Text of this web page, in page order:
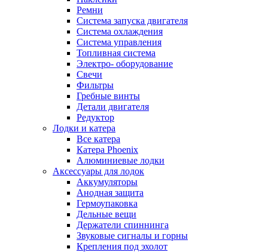
Ремни
Система запуска двигателя
Система охлаждения
Система управления
Топливная система
Электро- оборудование
Свечи
Фильтры
Гребные винты
Детали двигателя
Редуктор
Лодки и катера
Все катера
Катера Phoenix
Алюминиевые лодки
Аксессуары для лодок
Аккумуляторы
Анодная защита
Гермоупаковка
Дельные вещи
Держатели спиннинга
Звуковые сигналы и горны
Крепления под эхолот